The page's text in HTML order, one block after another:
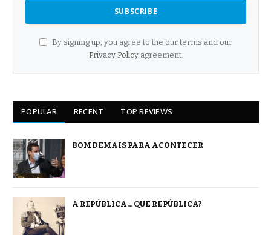
By signing up, you agree to the our terms and our
Privacy Policyagreement.
POPULAR RECENT TOP REVIEWS
BOM DEMAIS PARA ACONTECER
A REPÚBLICA… QUE REPÚBLICA?